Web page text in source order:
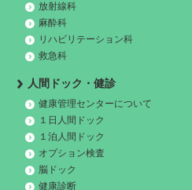
放射線科
麻酔科
リハビリテーション科
救急科
人間ドック・健診
健康管理センターについて
１日人間ドック
１泊人間ドック
オプション検査
脳ドック
健康診断